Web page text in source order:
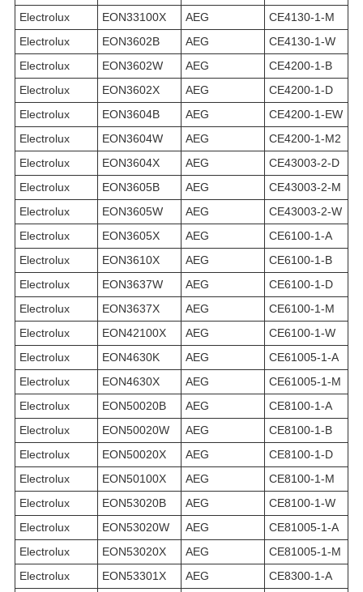
Electrolux
EON33100X AEG
CE4130-1-M
Electrolux
EON3602B AEG
CE4130-1-W
Electrolux
EON3602W AEG
CE4200-1-B
Electrolux
EON3602X AEG
CE4200-1-D
Electrolux
EON3604B AEG
CE4200-1-EW
Electrolux
EON3604W AEG
CE4200-1-M2
Electrolux
EON3604X AEG
CE43003-2-D
Electrolux
EON3605B AEG
CE43003-2-M
Electrolux
EON3605W AEG
CE43003-2-W
Electrolux
EON3605X AEG
CE6100-1-A
Electrolux
EON3610X AEG
CE6100-1-B
Electrolux
EON3637W AEG
CE6100-1-D
Electrolux
EON3637X AEG
CE6100-1-M
Electrolux
EON42100X AEG
CE6100-1-W
Electrolux
EON4630K AEG
CE61005-1-A
Electrolux
EON4630X AEG
CE61005-1-M
Electrolux
EON50020B AEG
CE8100-1-A
Electrolux
EON50020W AEG
CE8100-1-B
Electrolux
EON50020X AEG
CE8100-1-D
Electrolux
EON50100X AEG
CE8100-1-M
Electrolux
EON53020B AEG
CE8100-1-W
Electrolux
EON53020W AEG
CE81005-1-A
Electrolux
EON53020X AEG
CE81005-1-M
Electrolux
EON53301X AEG CE8300-1-A